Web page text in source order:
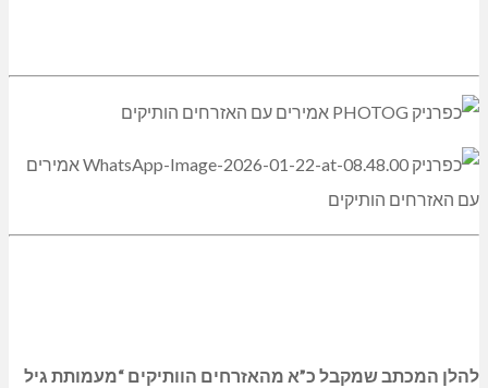
להלן המכתב שמקבל כ”א מהאזרחים הוותיקים “מעמותת גיל